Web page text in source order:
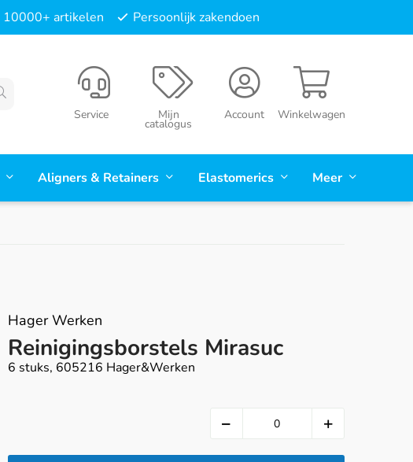
10000+ artikelen Persoonlijk zakendoen
Winkelwagen
Account
Mijn
catalogus
Service
Aligners & Retainers Elastomerics Meer
Hager Werken
Reinigingsborstels Mirasuc
6 stuks, 605216 Hager&Werken